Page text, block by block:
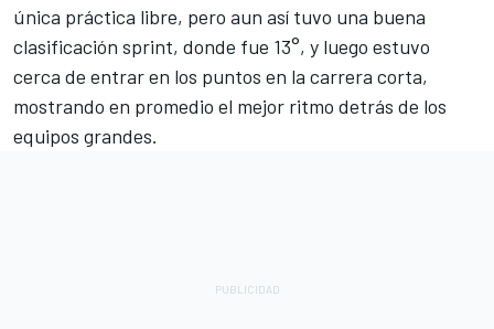
única práctica libre, pero aun así tuvo una buena
clasificación sprint, donde fue 13°, y luego estuvo
cerca de entrar en los puntos en la carrera corta,
mostrando en promedio el mejor ritmo detrás de los
equipos grandes.